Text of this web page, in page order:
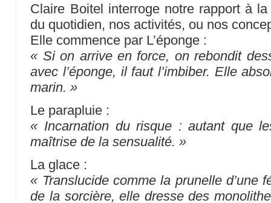
Claire Boitel interroge notre rapport à
du quotidien, nos activités, ou nos
Elle commence par L’éponge :
« Si on arrive en force, on rebondit
avec l’éponge, il faut l’imbiber. Elle
marin. »
Le parapluie :
« Incarnation du risque : autant que
maîtrise de la sensualité. »
La glace :
« Translucide comme la prunelle d’une
de la sorcière, elle dresse des